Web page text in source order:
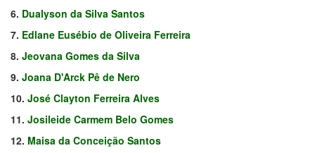
6. Dualyson da Silva Santos
7. Edlane Eusébio de Oliveira Ferreira
8. Jeovana Gomes da Silva
9. Joana D'Arck Pê de Nero
10. José Clayton Ferreira Alves
11. Josileide Carmem Belo Gomes
12. Maisa da Conceição Santos